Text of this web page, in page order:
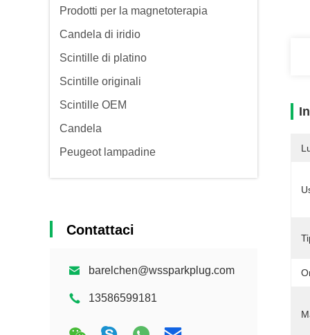
Prodotti per la magnetoterapia
Candela di iridio
Scintille di platino
Scintille originali
Scintille OEM
Candela
Peugeot lampadine
Contattaci
barelchen@wssparkplug.com
13586599181